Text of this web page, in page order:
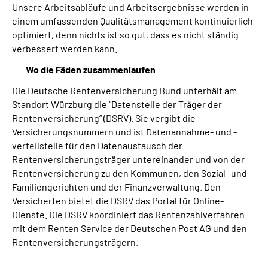
Unsere Arbeitsabläufe und Arbeitsergebnisse werden in
einem umfassenden Qualitätsmanagement kontinuierlich
optimiert, denn nichts ist so gut, dass es nicht ständig
verbessert werden kann.
Wo die Fäden zusammenlaufen
Die Deutsche Rentenversicherung Bund unterhält am
Standort Würzburg die “Datenstelle der Träger der
Rentenversicherung“ (DSRV). Sie vergibt die
Versicherungsnummern und ist Datenannahme- und -
verteilstelle für den Datenaustausch der
Rentenversicherungsträger untereinander und von der
Rentenversicherung zu den Kommunen, den Sozial- und
Familiengerichten und der Finanzverwaltung. Den
Versicherten bietet die DSRV das Portal für Online-
Dienste. Die DSRV koordiniert das Rentenzahlverfahren
mit dem Renten Service der Deutschen Post AG und den
Rentenversicherungsträgern.